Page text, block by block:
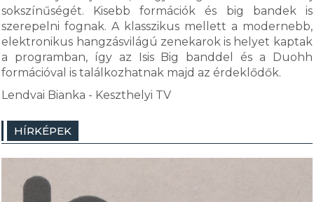
sokszínűségét. Kisebb formációk és big bandek is
szerepelni fognak. A klasszikus mellett a modernebb,
elektronikus hangzásvilágú zenekarok is helyet kaptak
a programban, így az Isis Big banddel és a Duohh
formációval is találkozhatnak majd az érdeklődők.
Lendvai Bianka - Keszthelyi TV
HÍRKÉPEK